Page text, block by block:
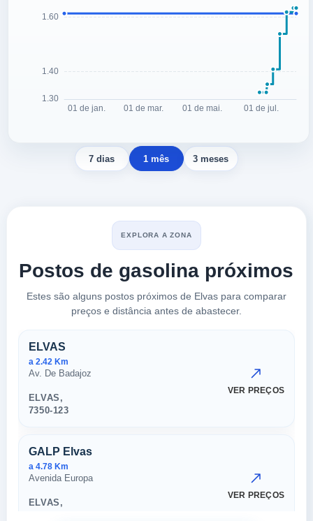
7 dias 1 mês 3 meses
EXPLORA A ZONA
Postos de gasolina próximos
Estes são alguns postos próximos de Elvas para comparar
preços e distância antes de abastecer.
Postos próximos em Elvas
ELVAS
a 2.42 Km
Av. De Badajoz
ELVAS,
7350-123
VER PREÇOS
GALP Elvas
a 4.78 Km
Avenida Europa
ELVAS,
VER PREÇOS